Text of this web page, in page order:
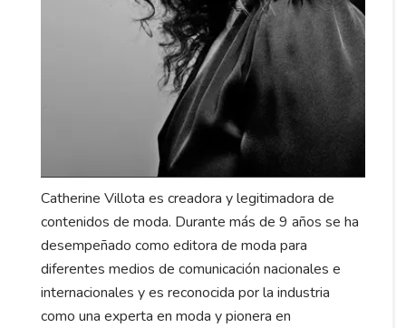
Catherine Villota es creadora y legitimadora de
contenidos de moda. Durante más de 9 años se ha
desempeñado como editora de moda para
diferentes medios de comunicación nacionales e
internacionales y es reconocida por la industria
como una experta en moda y pionera en